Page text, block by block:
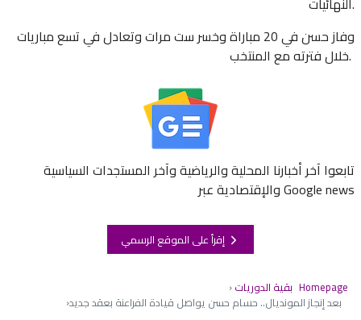
وفاز حسن في 20 مباراة وخسر ست مرات وتعادل في تسع ​مباريات
خلال فترته مع ‌المنتخب.
تابعوا آخر أخبارنا المحلية والرياضية وآخر المستجدات السياسية
والإقتصادية عبر Google news
Homepage بقية الدوريات
بعد إنجاز المونديال.. حسام حسن يواصل قيادة الفراعنة بعقد جديد